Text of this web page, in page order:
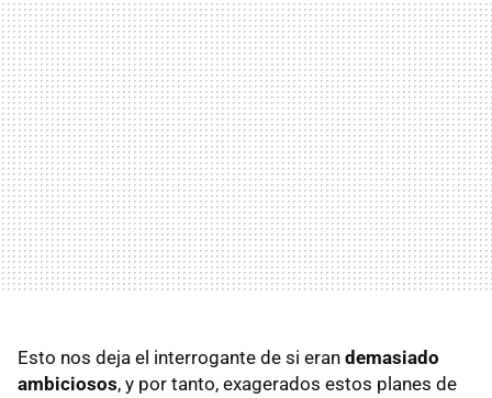
Esto nos deja el interrogante de si eran demasiado
ambiciosos, y por tanto, exagerados estos planes de